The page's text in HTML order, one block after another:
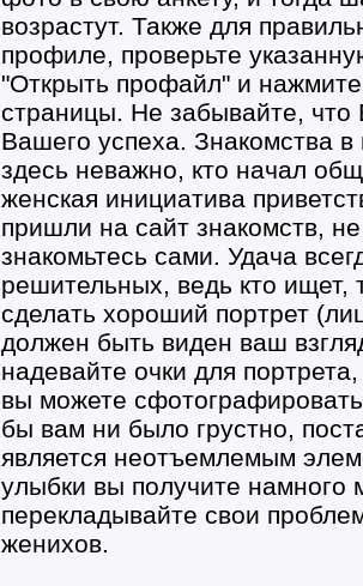
возрастут. Также для
профиле, проверьте
"Открыть профайл" и
страницы. Не забывайте, что
Вашего успеха. Знакомства
здесь неважно, кто начал
женская инициатива
пришли на сайт знакомств,
знакомьтесь сами. Удача
решительных, ведь кто ищет,
сделать хороший портрет
должен быть виден ваш
надевайте очки для
вы можете
бы вам ни было грустно,
является неотъемлемым
улыбки вы получите
перекладывайте свои
женихов.